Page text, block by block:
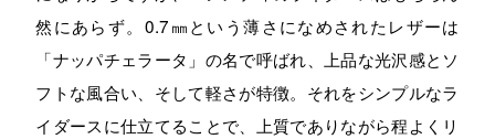
然にあらず。0.7㎜という薄さになめされたレザーは
「ナッパチェラータ」の名で呼ばれ、上品な光沢感とソ
フトな風合い、そして軽さが特徴。それをシンプルなラ
イダースに仕立てることで、上質でありながら程よくリ